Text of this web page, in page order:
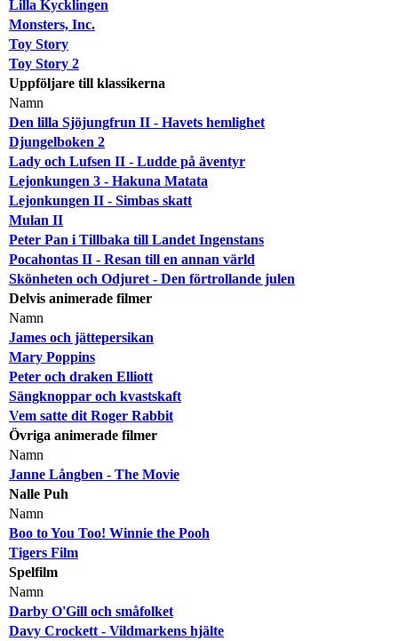
Lilla Kycklingen
Monsters, Inc.
Toy Story
Toy Story 2
Uppföljare till klassikerna
Namn
Den lilla Sjöjungfrun II - Havets hemlighet
Djungelboken 2
Lady och Lufsen II - Ludde på äventyr
Lejonkungen 3 - Hakuna Matata
Lejonkungen II - Simbas skatt
Mulan II
Peter Pan i Tillbaka till Landet Ingenstans
Pocahontas II - Resan till en annan värld
Skönheten och Odjuret - Den förtrollande julen
Delvis animerade filmer
Namn
James och jättepersikan
Mary Poppins
Peter och draken Elliott
Sängknoppar och kvastskaft
Vem satte dit Roger Rabbit
Övriga animerade filmer
Namn
Janne Långben - The Movie
Nalle Puh
Namn
Boo to You Too! Winnie the Pooh
Tigers Film
Spelfilm
Namn
Darby O'Gill och småfolket
Davy Crockett - Vildmarkens hjälte